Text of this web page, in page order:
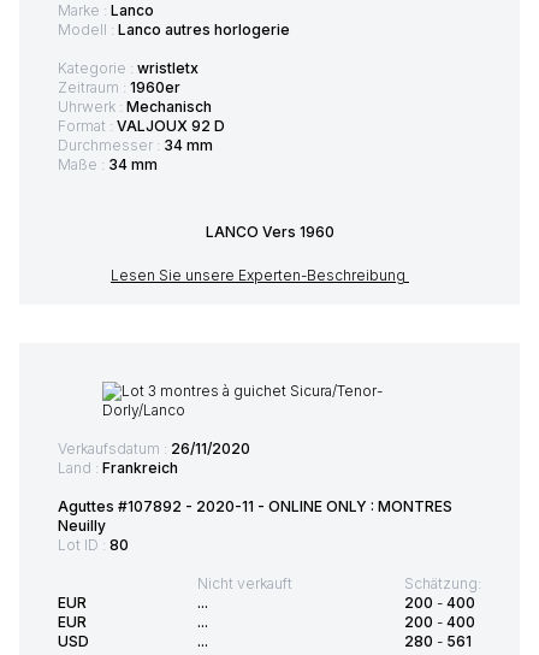
Marke : Lanco
Modell : Lanco autres horlogerie
Kategorie : wristletx
Zeitraum : 1960er
Uhrwerk : Mechanisch
Format : VALJOUX 92 D
Durchmesser : 34 mm
Maße : 34 mm
LANCO Vers 1960
Lesen Sie unsere Experten-Beschreibung
Verkaufsdatum : 26/11/2020
Land : Frankreich
Aguttes #107892 - 2020-11 - ONLINE ONLY : MONTRES
Neuilly
Lot ID : 80
EUR
EUR
USD
Nicht verkauft
...
...
...
Schätzung:
200 - 400
200 - 400
280 - 561